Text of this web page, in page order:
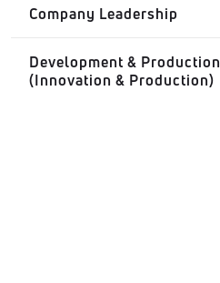
Company Leadership
Development & Production
(Innovation & Production)